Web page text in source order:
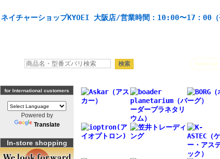
ネイチャーショップKYOEI 大阪店/営業時間：10:00〜17：00（
Seestar
for International customers
Powered by
Translate
In-store shopping